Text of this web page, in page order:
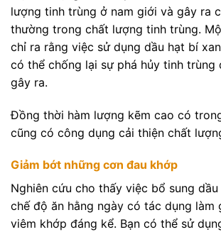
lượng tinh trùng ở nam giới và gây ra
thường trong chất lượng tinh trùng.
chỉ ra rằng việc sử dụng dầu hạt bí
có thể chống lại sự phá hủy tinh trùng
gây ra.
Đồng thời hàm lượng kẽm cao có
cũng có công dụng cải thiện chất
Giảm bớt những cơn đau khớp
Nghiên cứu cho thấy việc bổ sung
chế độ ăn hằng ngày có tác dụng làm
viêm khớp đáng kể. Bạn có thể sử